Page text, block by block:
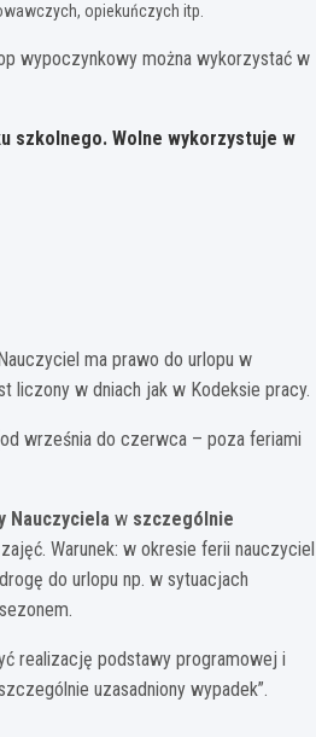
opiekuńczych itp.
wypoczynkowy można wykorzystać w
szkolnego. Wolne wykorzystuje w
ma prawo do urlopu w
liczony w dniach jak w Kodeksie pracy.
września do czerwca – poza feriami
Nauczyciela w szczególnie
Warunek: w okresie ferii nauczyciel
do urlopu np. w sytuacjach
realizację podstawy programowej i
uzasadniony wypadek”.